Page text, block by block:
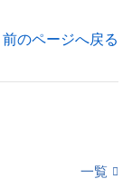
前のページへ戻る
一覧